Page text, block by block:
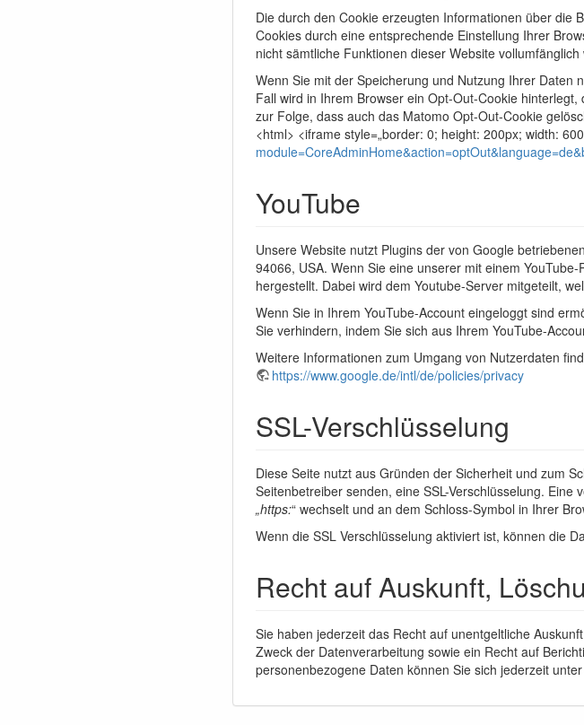
Die durch den Cookie erzeugten Informationen über die
Cookies durch eine entsprechende Einstellung Ihrer
nicht sämtliche Funktionen dieser Website
Wenn Sie mit der Speicherung und Nutzung Ihrer Daten
Fall wird in Ihrem Browser ein Opt-Out-Cookie
zur Folge, dass auch das Matomo Opt-Out-Cookie
<html> <iframe style=„border: 0; height: 200px; width:
YouTube
Unsere Website nutzt Plugins der von Google
94066, USA. Wenn Sie eine unserer mit einem
hergestellt. Dabei wird dem Youtube-Server mitgeteilt,
Wenn Sie in Ihrem YouTube-Account eingeloggt sind
Sie verhindern, indem Sie sich aus Ihrem YouTube-
Weitere Informationen zum Umgang von Nutzerdaten
https://www.google.de/intl/de/policies/privacy
SSL-Verschlüsselung
Diese Seite nutzt aus Gründen der Sicherheit und zum
Seitenbetreiber senden, eine SSL-Verschlüsselung.
„https:“ wechselt und an dem Schloss-Symbol in Ihrer
Wenn die SSL Verschlüsselung aktiviert ist, können die
Recht auf Auskunft,
Sie haben jederzeit das Recht auf unentgeltliche
Zweck der Datenverarbeitung sowie ein Recht auf
personenbezogene Daten können Sie sich jederzeit